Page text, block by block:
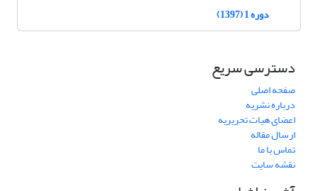
دوره 1 (1397)
دسترسی سریع
صفحه اصلی
درباره نشریه
اعضای هیات تحریریه
ارسال مقاله
تماس با ما
نقشه سایت